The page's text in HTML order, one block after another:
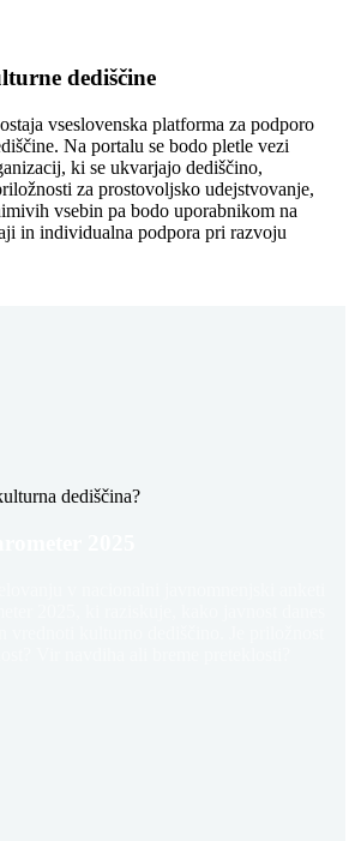
dediščine
vseslovenska platforma za podporo
Na portalu se bodo pletle vezi
ki se ukvarjajo dediščino,
za prostovoljsko udejstvovanje,
vsebin pa bodo uporabnikom na
in individualna podpora pri razvoju
dediščina?